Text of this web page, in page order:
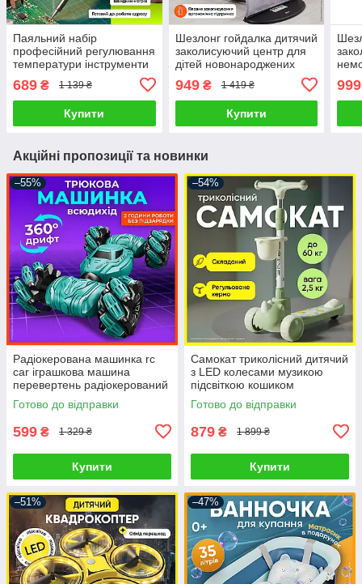
Паяльний набір
професійний регулювання
температури інструменти
для паяння з цифровим
паяльником
689 ₴ 1 139 ₴
Купити
Шезлонг гойдалка дитячий
заколисуючий центр для
дітей новонароджених
для немовлят
949₴ 1 419 ₴
Купити
999
Акційні пропозиції та новинки
–55%
Радіокерована машинка rc
car іграшкова машина
перевертень радіокерований
автомобіль для дітей трюкова
з жестовим браслетом
Готово до відправки
599 ₴ 1 329 ₴
Купити
–54%
Самокат триколісний дитячий
з LED колесами музикою
підсвіткою кошиком
регульоване кермо ніжне
гальмо складний транспорт
Готово до відправки
879 ₴ 1 899 ₴
Купити
–51% –47%